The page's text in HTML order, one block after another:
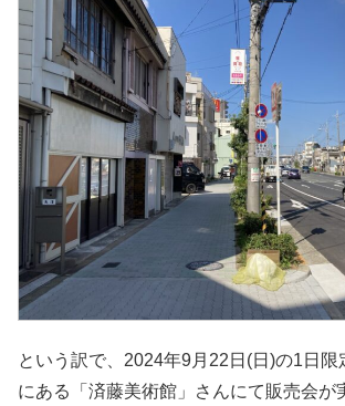
という訳で、2024年9月22日(日)の1日限
にある「済藤美術館」さんにて販売会が